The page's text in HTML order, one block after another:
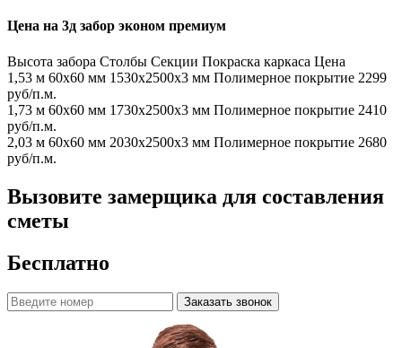
Цена на 3д забор эконом премиум
Высота забора Столбы Секции Покраска каркаса Цена
1,53 м 60х60 мм 1530x2500x3 мм Полимерное покрытие 2299
руб/п.м.
1,73 м 60х60 мм 1730x2500x3 мм Полимерное покрытие 2410
руб/п.м.
2,03 м 60х60 мм 2030x2500x3 мм Полимерное покрытие 2680
руб/п.м.
Вызовите замерщика для составления
сметы
Бесплатно
Заказать звонок